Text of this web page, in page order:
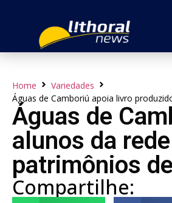
Home
Variedades
Águas de Camboriú apoia livro
Águas de
alunos da
patrimônios
Compartilhe: